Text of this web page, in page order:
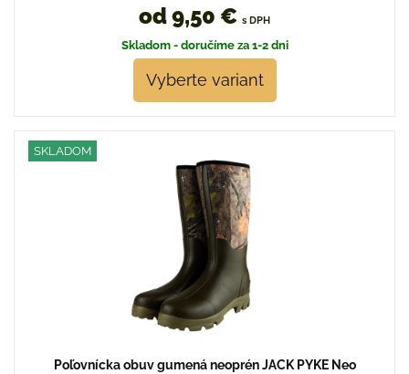
od 9,50 € s DPH
Skladom - doručíme za 1-2 dni
Vyberte variant
SKLADOM
Poľovnícka obuv gumená neoprén JACK PYKE Neo